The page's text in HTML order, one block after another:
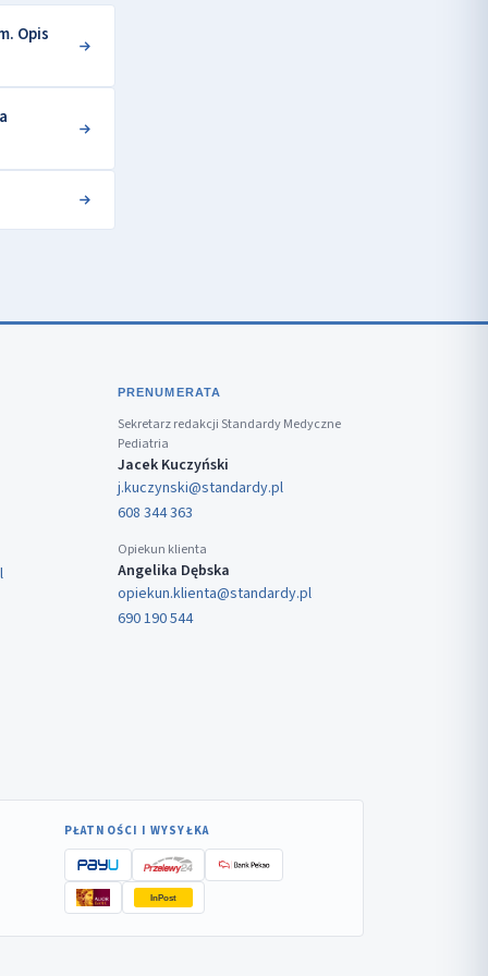
Opis
PRENUMERATA
Sekretarz redakcji Standardy Medyczne
Pediatria
Jacek Kuczyński
j.kuczynski@standardy.pl
608 344 363
Opiekun klienta
Angelika Dębska
opiekun.klienta@standardy.pl
690 190 544
PŁATNOŚCI I WYSYŁKA
InPost